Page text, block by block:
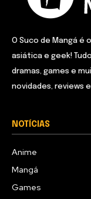
O Suco de Mangá
asiática e geek!
dramas, games e
novidades, reviews
NOTÍCIAS
Anime
Mangá
Games